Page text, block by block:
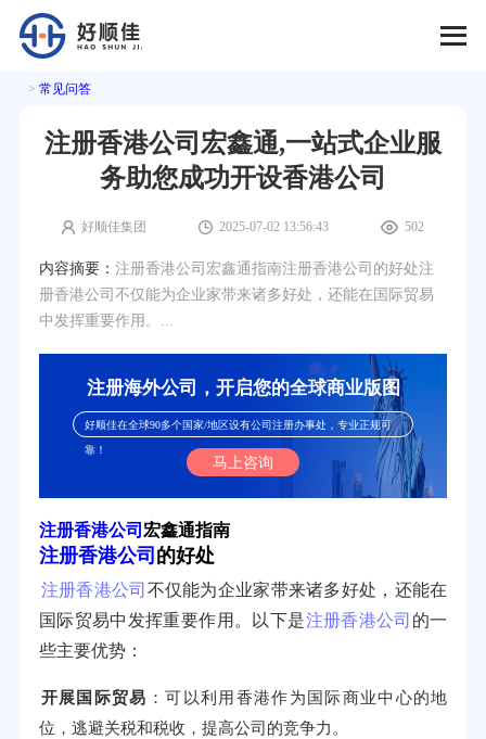
> 常见问答
注册香港公司宏鑫通,一站式企业服
务助您成功开设香港公司
好顺佳集团 2025-07-02 13:56:43 502
内容摘要： 注册香港公司宏鑫通指南注册香港公司的好处注
册香港公司不仅能为企业家带来诸多好处，还能在国际贸易
中发挥重要作用。...
注册海外公司，开启您的全球商业版图
好顺佳在全球90多个国家/地区设有公司注册办事处，专业正规可
靠！
马上咨询
注册香港公司 宏鑫通指南
注册香港公司 的好处
注册香港公司 不仅能为企业家带来诸多好处，还能在
国际贸易中发挥重要作用。以下是注册香港公司 的一
些主要优势：
开展国际贸易 ：可以利用香港作为国际商业中心的地
位，逃避关税和税收，提高公司的竞争力。